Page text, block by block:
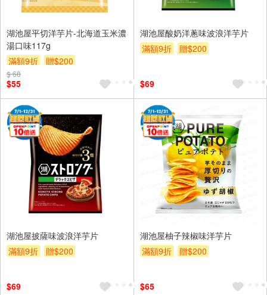
湖池屋平切洋芋片-北海道玉米濃
湯口味117g
滿額9折
贈$200
$ 68
$55
湖池屋酸奶洋蔥味波浪洋芋片
滿額9折
贈$200
$69
湖池屋披薩味波浪洋芋片
滿額9折
贈$200
$69
湖池屋柚子辣椒味洋芋片
滿額9折
贈$200
$65